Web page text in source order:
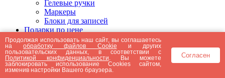
Гелевые ручки
Маркеры
Блоки для записей
Подарки по цене
Подарки от 5000 рублей
Подарки до 5000 рублей
Подарки до 3000 рублей
Подарки до 2000 рублей
Подарки до 1000 рублей
Продолжая использовать наш сайт, вы соглашаетесь
наобработку файлов Cookie и других
пользовательских данных, в соответствии с
Политикой конфиденциальности . Вы можете
заблокировать использование Cookies сайтом,
изменив настройки Вашего браузера.
Согласен